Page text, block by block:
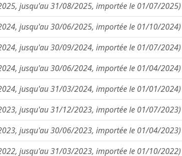
jusqu'au 31/08/2025, importée le 01/07/2025)
jusqu'au 30/06/2025, importée le 01/10/2024)
jusqu'au 30/09/2024, importée le 01/07/2024)
jusqu'au 30/06/2024, importée le 01/04/2024)
jusqu'au 31/03/2024, importée le 01/01/2024)
jusqu'au 31/12/2023, importée le 01/07/2023)
jusqu'au 30/06/2023, importée le 01/04/2023)
jusqu'au 31/03/2023, importée le 01/10/2022)